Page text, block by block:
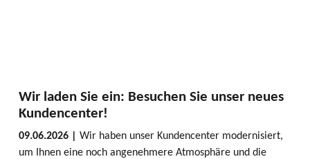
Wir laden Sie ein: Besuchen Sie unser neues
Kundencenter!
09.06.2026 | Wir haben unser Kundencenter modernisiert,
um Ihnen eine noch angenehmere Atmosphäre und die